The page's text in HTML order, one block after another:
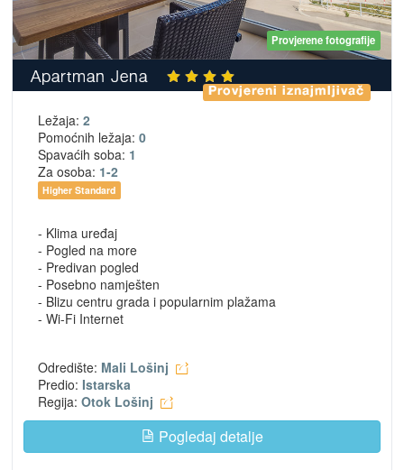
Provjerene fotografije
Apartman Jena
Provjereni iznajmljivač
Ležaja: 2
Pomoćnih ležaja: 0
Spavaćih soba: 1
Za osoba: 1-2
Higher Standard
- Klima uređaj
- Pogled na more
- Predivan pogled
- Posebno namješten
- Blizu centru grada i popularnim plažama
- Wi-Fi Internet
Odredište: Mali Lošinj
Predio: Istarska
Regija: Otok Lošinj
Pogledaj detalje